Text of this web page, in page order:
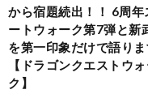
から宿題続出！！ 6周年
ートウォーク第7弾と新
を第一印象だけで語り
【ドラゴンクエストウ
ク】